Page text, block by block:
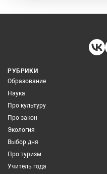
РУБРИКИ
Образование
Наука
Про культуру
Про закон
Экология
Выбор дня
Про туризм
Учитель года